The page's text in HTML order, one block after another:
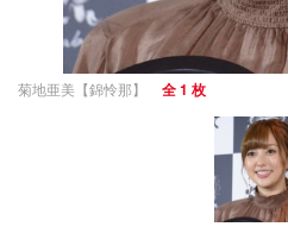
菊地亜美【錦怜那】 全 1 枚